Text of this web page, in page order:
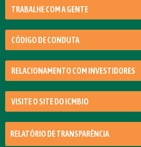
TRABALHE COM A GENTE
CÓDIGO DE CONDUTA
RELACIONAMENTO COM INVESTIDORES
VISITE O SITE DO ICMBIO
RELATÓRIO DE TRANSPARÊNCIA